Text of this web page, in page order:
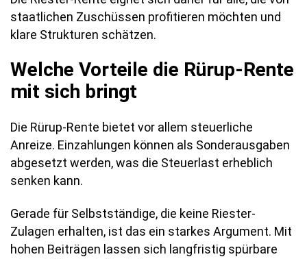
staatlichen Zuschüssen profitieren möchten und
klare Strukturen schätzen.
Welche Vorteile die Rürup-Rente
mit sich bringt
Die Rürup-Rente bietet vor allem steuerliche
Anreize. Einzahlungen können als Sonderausgaben
abgesetzt werden, was die Steuerlast erheblich
senken kann.
Gerade für Selbstständige, die keine Riester-
Zulagen erhalten, ist das ein starkes Argument. Mit
hohen Beiträgen lassen sich langfristig spürbare